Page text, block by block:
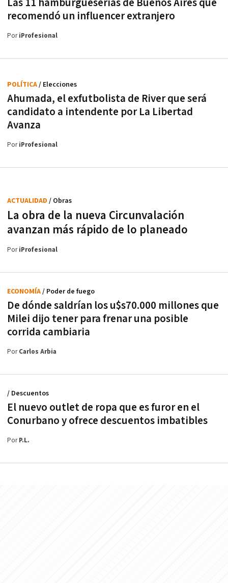
Las 11 hamburgueserías de Buenos Aires que
recomendó un influencer extranjero
PoriProfesional
Ahumada, el exfutbolista de River que será
candidato a intendente por La Libertad
Avanza
POLÍTICA/ Elecciones
PoriProfesional
La obra de la nueva Circunvalación
avanzan más rápido de lo planeado
ACTUALIDAD / Obras
PoriProfesional
De dónde saldrían los u$s70.000 millones que
Milei dijo tener para frenar una posible
corrida cambiaria
ECONOMÍA/ Poder de fuego
PorCarlos Arbia
El nuevo outlet de ropa que es furor en el
Conurbano y ofrece descuentos imbatibles
/ Descuentos
PorP.L.